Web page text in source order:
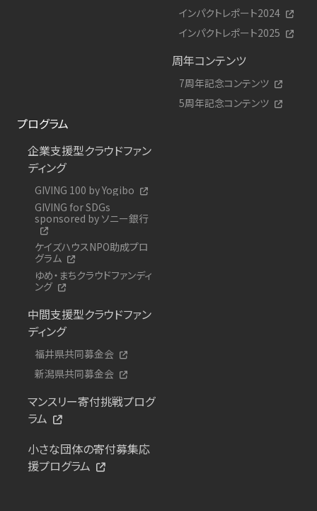
インパクトレポート2024
インパクトレポート2025
周年コンテンツ
7周年記念コンテンツ
5周年記念コンテンツ
プログラム
企業支援型クラウドファン
ディング
GIVING 100 by Yogibo
GIVING for SDGs
sponsored by ソニー銀行
ケイズハウスNPO助成プロ
グラム
ゆめ・まちクラウドファンディ
ング
中間支援型クラウドファン
ディング
福井県共同募金会
新潟県共同募金会
マンスリー寄付挑戦プログ
ラム
小さな団体の寄付募集応
援プログラム